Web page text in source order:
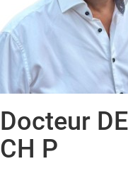
Docteur
CH P